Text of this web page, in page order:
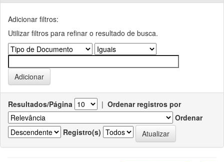
Adicionar filtros:
Utilizar filtros para refinar o resultado de busca.
Resultados/Página | Ordenar registros por
Ordenar
Registro(s)